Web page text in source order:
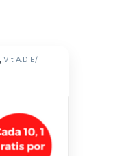
,Vit A.D.E/